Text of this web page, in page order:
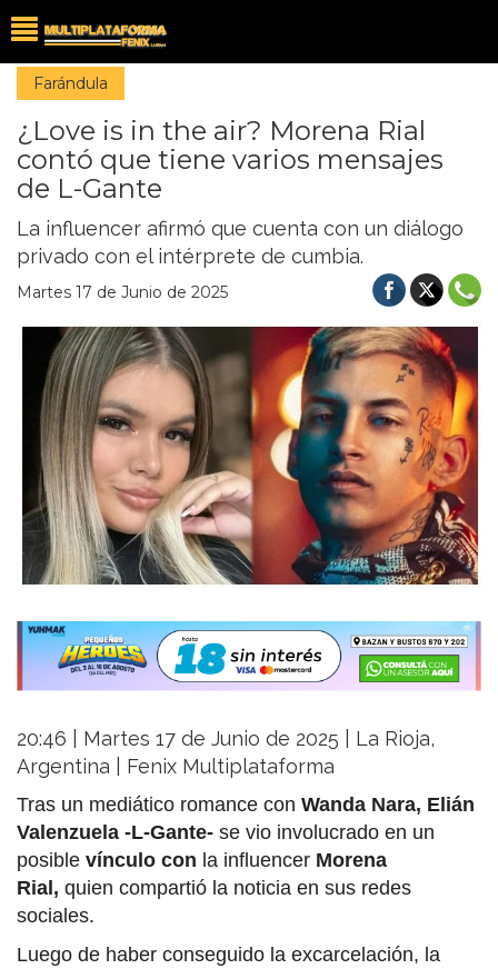
Farándula
¿Love is in the air? Morena Rial
contó que tiene varios mensajes
de L-Gante
La influencer afirmó que cuenta con un diálogo
privado con el intérprete de cumbia.
Martes 17 de Junio de 2025
20:46 | Martes 17 de Junio de 2025 | La Rioja,
Argentina | Fenix Multiplataforma
Tras un mediático romance con Wanda Nara, Elián
Valenzuela -L-Gante- se vio involucrado en un
posible vínculo con la influencer Morena
Rial, quien compartió la noticia en sus redes
sociales.
Luego de haber conseguido la excarcelación, la